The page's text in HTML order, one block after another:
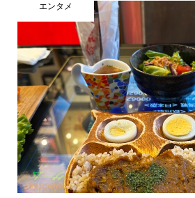
エンタメ